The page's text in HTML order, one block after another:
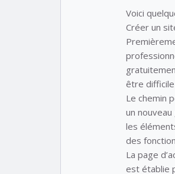
Voici
Créer un
être
Le chemin
un
les
des
La page
est établie